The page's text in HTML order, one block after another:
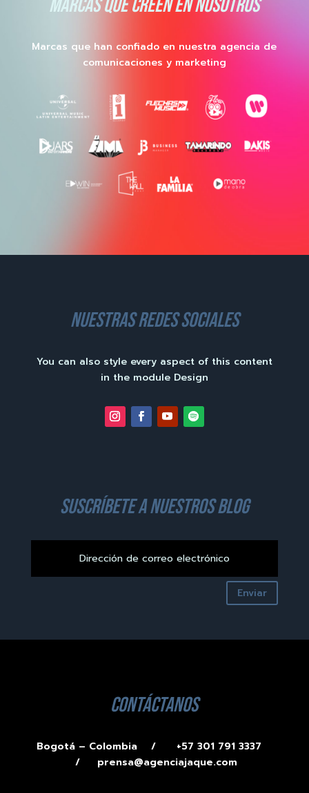
MARCAS QUE CREEN EN NOSOTROS
Marcas que han confiado en nuestra agencia de
comunicaciones y marketing
nuestras redes sociales
You can also style every aspect of this content
in the module Design
suscríbete a nuestros blog
Enviar
contáctanos
Bogotá – Colombia /
+57 301 791 3337
/ prensa@agenciajaque.com